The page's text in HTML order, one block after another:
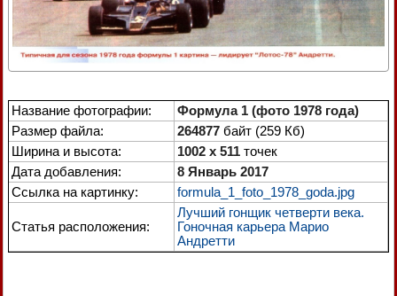
Название фотографии:
Формула 1 (фото 1978 года)
Размер файла:
264877 байт (259 Кб)
Ширина и высота:
1002 x 511 точек
Дата добавления:
8 Январь 2017
Ссылка на картинку:
formula_1_foto_1978_goda.jpg
Статья расположения:
Лучший гонщик четверти века.
Гоночная карьера Марио
Андретти